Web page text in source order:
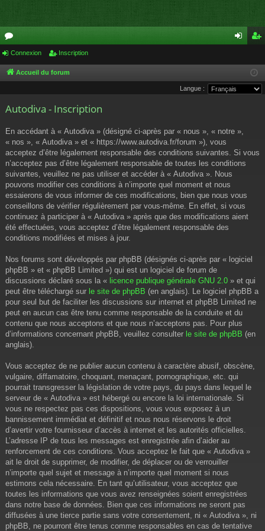
or
u
s
cri
pti
Connexion Inscription
Accueil du forum
Langue :
Autodiva - Inscription
En accédant à « Autodiva » (désigné ci-après par « nous », « notre »,
« nos », « Autodiva » et « https://www.autodiva.fr/forum »), vous
acceptez d’être légalement responsable des conditions suivantes. Si vous
n’acceptez pas d’être légalement responsable de toutes les conditions
suivantes, veuillez ne pas utiliser et accéder à « Autodiva ». Nous
pouvons modifier ces conditions à n’importe quel moment et nous
essaierons de vous informer de ces modifications, bien que nous vous
conseillons de vérifier régulièrement par vous-même. En effet, si vous
continuez à participer à « Autodiva » après que des modifications aient
été effectuées, vous acceptez d’être légalement responsable des
conditions modifiées et mises à jour.
Nos forums sont développés par phpBB (désignés ci-après par « logiciel
phpBB » et « phpBB Limited ») qui est un logiciel de forum de
discussions déclaré sous la « licence publique générale GNU 2.0 » et qui
peut être téléchargé sur le site de phpBB (en anglais). Le logiciel phpBB a
pour seul but de faciliter les discussions sur internet et phpBB Limited ne
peut en aucun cas être tenu comme responsable de la conduite et du
contenu que nous acceptons et que nous n’acceptons pas. Pour plus
d’informations concernant phpBB, veuillez consulter le site de phpBB (en
anglais).
Vous acceptez de ne publier aucun contenu à caractère abusif, obscène,
vulgaire, diffamatoire, choquant, menaçant, pornographique, etc. qui
pourrait transgresser la législation de votre pays, du pays dans lequel le
serveur de « Autodiva » est hébergé ou encore la loi internationale. Si
vous ne respectez pas ces dispositions, vous vous exposez à un
bannissement immédiat et définitif et nous nous réservons le droit
d’avertir votre fournisseur d’accès à internet et les autorités officielles.
L’adresse IP de tous les messages est enregistrée afin d’aider au
renforcement de ces conditions. Vous acceptez le fait que « Autodiva »
ait le droit de supprimer, de modifier, de déplacer ou de verrouiller
n’importe quel sujet et message à n’importe quel moment si nous
estimons cela nécessaire. En tant qu’utilisateur, vous acceptez que
toutes les informations que vous avez renseignées soient enregistrées
dans notre base de données. Bien que ces informations ne seront pas
diffusées à une tierce partie sans votre consentement, ni « Autodiva », ni
phpBB, ne pourront être tenus comme responsables en cas de tentative